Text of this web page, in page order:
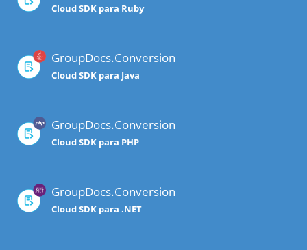
Cloud SDK para Ruby
GroupDocs.Conversion
Cloud SDK para Java
GroupDocs.Conversion
Cloud SDK para PHP
GroupDocs.Conversion
Cloud SDK para .NET